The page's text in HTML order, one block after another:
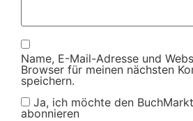
Name, E-Mail-Adresse und
Browser für meinen nächsten
speichern.
Ja, ich möchte den
abonnieren